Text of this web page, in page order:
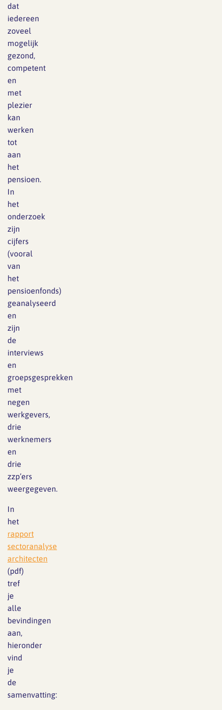
dat
iedereen
zoveel
mogelijk
gezond,
competent
en
met
plezier
kan
werken
tot
aan
het
pensioen.
In
het
onderzoek
zijn
cijfers
(vooral
van
het
pensioenfonds)
geanalyseerd
en
zijn
de
interviews
en
groepsgesprekken
met
negen
werkgevers,
drie
werknemers
en
drie
zzp’ers
weergegeven.
In
het
rapport
sectoranalyse
architecten
(pdf)
tref
je
alle
bevindingen
aan,
hieronder
vind
je
de
samenvatting: